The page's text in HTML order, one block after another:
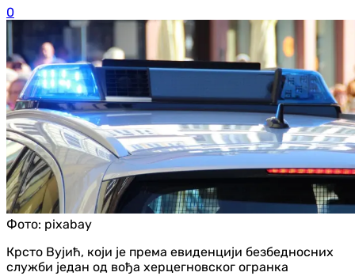
0
Фото: pixabay
Крсто Вујић, који је према евиденцији безбедносних
служби један од вођа херцегновског огранка